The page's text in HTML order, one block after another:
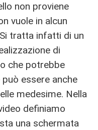
non proviene
vuole in alcun
tratta infatti di un
di
che potrebbe
essere anche
medesime. Nella
definiamo
una schermata